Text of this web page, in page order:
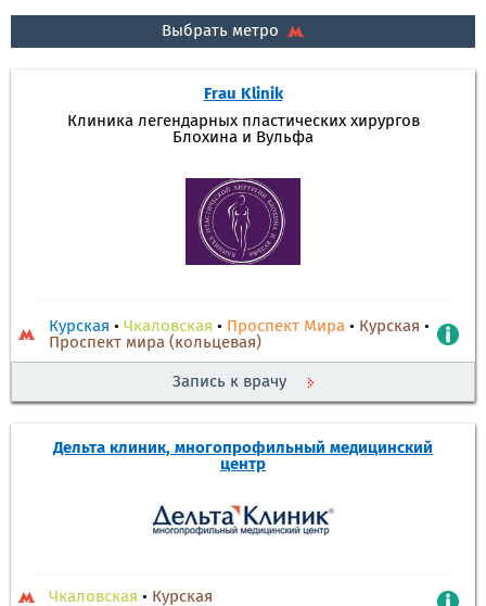
Выбрать метро
Frau Klinik
Клиника легендарных пластических хирургов
Блохина и Вульфа
Курская • Чкаловская • Проспект Мира • Курская •
Проспект мира (кольцевая)
Запись к врачу
Дельта клиник, многопрофильный медицинский
центр
Чкаловская • Курская